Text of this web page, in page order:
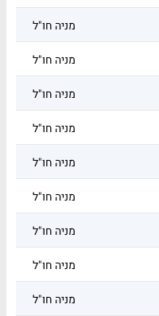
מניה חו"ל
מניה חו"ל
מניה חו"ל
מניה חו"ל
מניה חו"ל
מניה חו"ל
מניה חו"ל
מניה חו"ל
מניה חו"ל